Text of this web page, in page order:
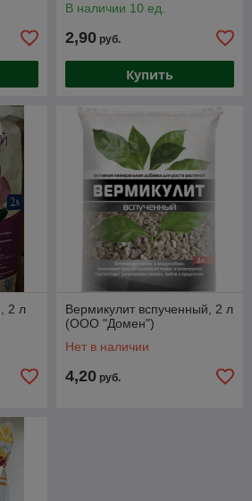
В наличии 10 ед.
2,90 руб.
Купить
2 л
Вермикулит вспученный, 2 л
(ООО "Домен")
Нет в наличии
4,20 руб.